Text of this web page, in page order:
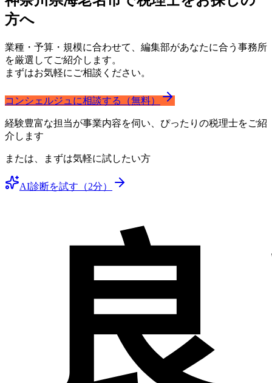
方へ
業種・予算・規模に合わせて、編集部があなたに合う事務所
を厳選してご紹介します。
まずはお気軽にご相談ください。
コンシェルジュに相談する（無料）
経験豊富な担当が事業内容を伺い、ぴったりの税理士をご紹
介します
または、まずは気軽に試したい方
AI診断を試す（2分）